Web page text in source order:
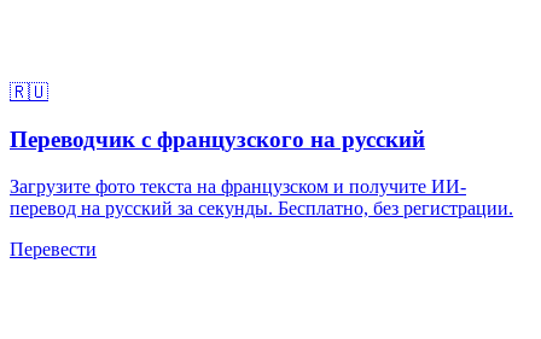
🇷🇺
Переводчик с французского на русский
Загрузите фото текста на французском и получите ИИ-
перевод на русский за секунды. Бесплатно, без регистрации.
Перевести